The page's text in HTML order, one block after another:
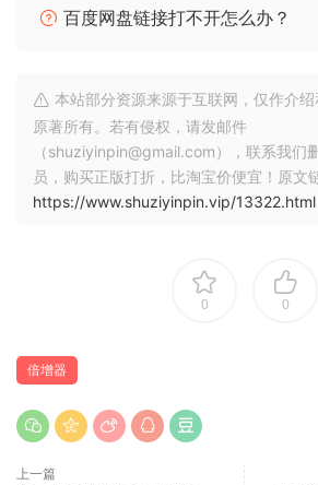
1.2.0版于2022年10月21日发布
更新和改进：
增加了对苹果芯片Mac（苹果M系列芯
注意：Vocal Doubler的VST2实例只
增加了对macOS Monterey的支持。
增加了对Windows 11的支持。
废除了对Windows 8及更早版本的支持
修正了某些插件格式在效果插入菜单中
造商名称。Vocal Doubler现在将出现
制造商名称 “iZotope “下。
百度网盘链接打不开怎么办？
本站部分资源来源于互联网，仅作介
原著所有。若有侵权，请发邮件
（shuziyinpin@gmail.com），联系我们
员，购买正版打折，比淘宝价便宜！原文
https://www.shuziyinpin.vip/13322.html
0 0
倍增器
上一篇